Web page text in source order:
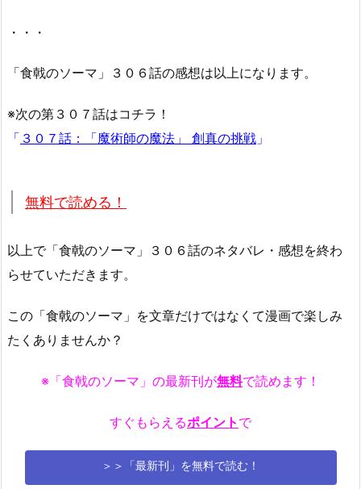
・・・
「食戟のソーマ」３０６話の感想は以上になります。
※次の第３０７話はコチラ！
「 ３０７話：「魔術師の魔法」 創真の挑戦 」
無料で読める！
以上で「食戟のソーマ」３０６話のネタバレ・感想を終わ
らせていただきます。
この「食戟のソーマ」を文章だけではなくて漫画で楽しみ
たくありませんか？
※「食戟のソーマ」の最新刊が無料で読めます！
すぐもらえるポイント で
＞＞「最新刊」を無料で読む！